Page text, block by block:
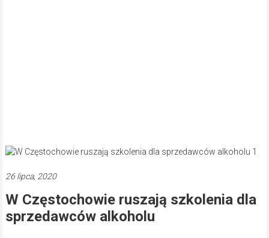
26 lipca, 2020
W Częstochowie ruszają szkolenia dla
sprzedawców alkoholu